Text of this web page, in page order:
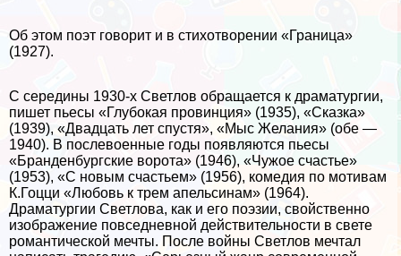
Об этом поэт говорит и в стихотворении «Граница»
(1927).
С середины 1930-х Светлов обращается к драматургии,
пишет пьесы «Глубокая провинция» (1935), «Сказка»
(1939), «Двадцать лет спустя», «Мыс Желания» (обе —
1940). В послевоенные годы появляются пьесы
«Бранденбургские ворота» (1946), «Чужое счастье»
(1953), «С новым счастьем» (1956), комедия по мотивам
К.Гоцци «Любовь к трем апельсинам» (1964).
Драматургии Светлова, как и его поэзии, свойственно
изображение повседневной действительности в свете
романтической мечты. После войны Светлов мечтал